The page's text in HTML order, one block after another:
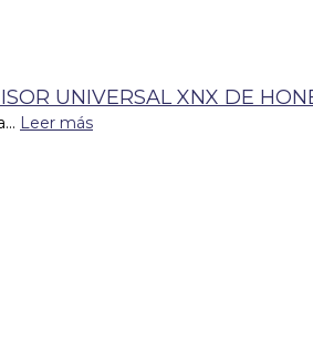
UNIVERSAL XNX DE
Leer más